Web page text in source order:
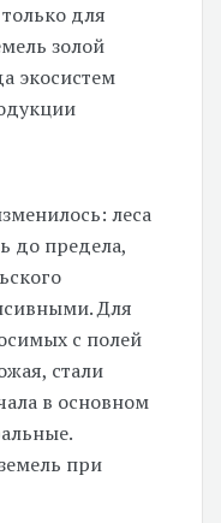
для
золой
экосистем
леса
до предела,
Для
с полей
стали
в основном
при